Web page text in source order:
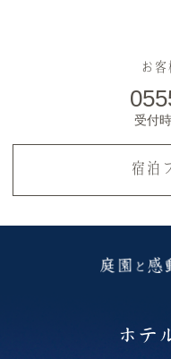
お客
受付
宿泊